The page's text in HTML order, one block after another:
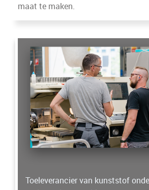
maat te maken.
Toeleverancier van kunststof